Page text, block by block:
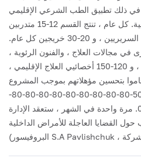
ذلك تطبيق الطب الشرعي الإقليمي
كل عام ، تنتج القسم 12-15 متدربين
سريريين ، و 7-10 من السكان السريريين ، و 20-30 خريجين كل عام.
مجالات العلاج ، والفنون الرئوية ،
والريولوجيا ، وأمراض الكلى ، و 120-150 أخصائيي العلاج الإقليمي ،
قاموا بتحسين مؤهلاتهم بموجب المشروع
الصحي “المشروع الصحي” ، 50-80-80-80-80-80-80-80-80-80-
مرة واحدة في الشهر ، ستعقد الإدارة
القضايا العاجلة للأمراض الداخلية